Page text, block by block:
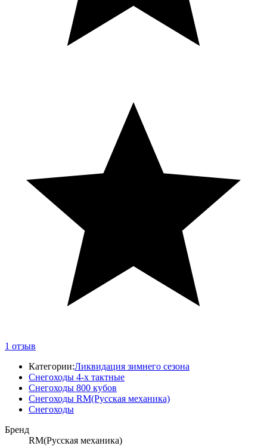
1 отзыв
Категории:Ликвидация зимнего сезона
Снегоходы 4-х тактные
Снегоходы 800 кубов
Снегоходы RM(Русская механика)
Снегоходы
Бренд
RM(Русская механика)